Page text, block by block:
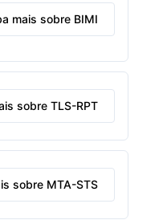
mais sobre BIMI
sobre TLS-RPT
sobre MTA-STS